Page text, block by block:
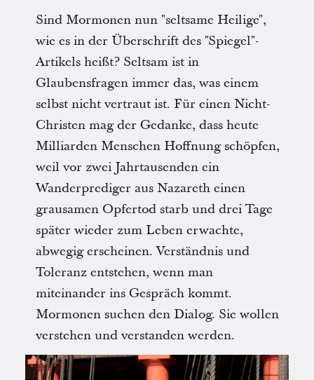
Sind Mormonen nun "seltsame Heilige",
wie es in der Überschrift des "Spiegel"-
Artikels heißt? Seltsam ist in
Glaubensfragen immer das, was einem
selbst nicht vertraut ist. Für einen Nicht-
Christen mag der Gedanke, dass heute
Milliarden Menschen Hoffnung schöpfen,
weil vor zwei Jahrtausenden ein
Wanderprediger aus Nazareth einen
grausamen Opfertod starb und drei Tage
später wieder zum Leben erwachte,
abwegig erscheinen. Verständnis und
Toleranz entstehen, wenn man
miteinander ins Gespräch kommt.
Mormonen suchen den Dialog. Sie wollen
verstehen und verstanden werden.